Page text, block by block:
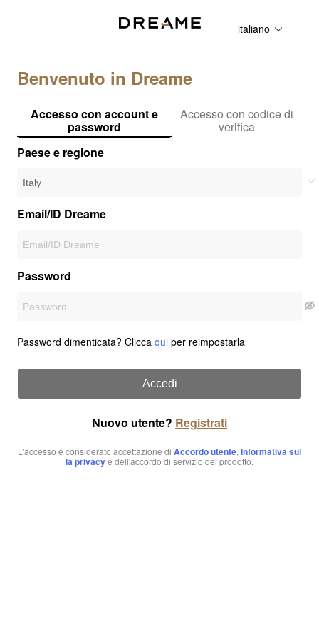
italiano
Benvenuto in Dreame
Accesso con account e
password
Accesso con codice di
verifica
Paese e regione
Email/ID Dreame
Password
Password dimenticata? Clicca qui per reimpostarla
Accedi
Nuovo utente? Registrati
L'accesso è considerato accettazione di Accordo utente, Informativa sul
la privacye dell'accordo di servizio del prodotto.